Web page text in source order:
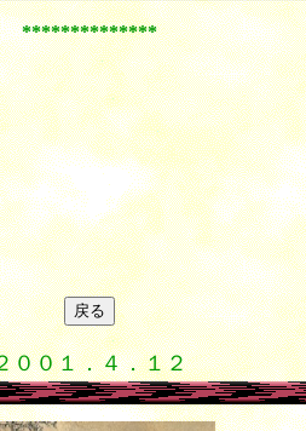
**************
００１．４．１２
詞 漢詩 漢詩 唐詩 漢詩 宋詞 漢詩 唐詩